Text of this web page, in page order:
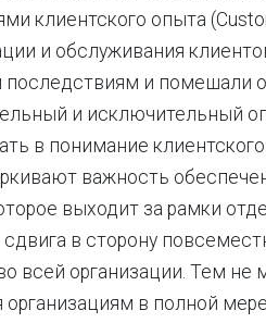
клиентского опыта
и обслуживания
последствиям и помешали
и исключительный
в понимание
важность
выходит за рамки
сдвига в сторону
всей организации. Тем не
организациям в полной